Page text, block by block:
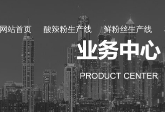
网站首页 酸辣粉生产线 鲜粉丝生产线